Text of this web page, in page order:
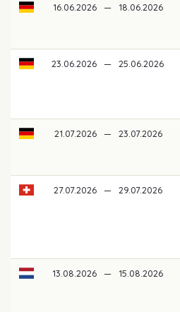
16.06.2026 — 18.06.2026
23.06.2026 — 25.06.2026
21.07.2026 — 23.07.2026
27.07.2026 — 29.07.2026
13.08.2026 — 15.08.2026